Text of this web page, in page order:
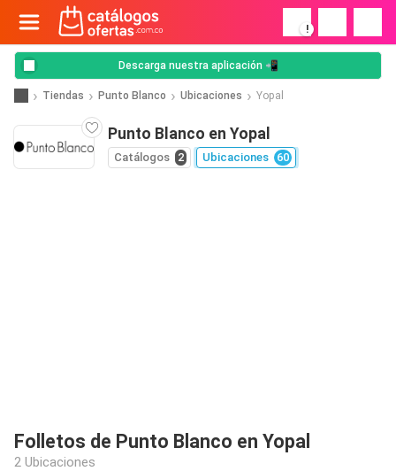
!
Descarga nuestra aplicación 📲
Tiendas Punto Blanco Ubicaciones Yopal
Punto Blanco en Yopal
Catálogos 2 Ubicaciones 60
Folletos de Punto Blanco en Yopal
2 Ubicaciones